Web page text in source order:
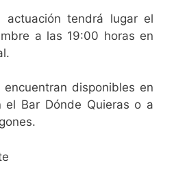
actuación tendrá lugar el
a las 19:00 horas en
disponibles en
el Bar Dónde Quieras o a